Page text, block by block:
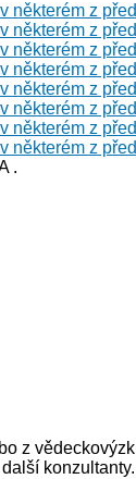
některém z
některém z
některém z
některém z
některém z
některém z
některém z
některém z
.
z
konzultanty.